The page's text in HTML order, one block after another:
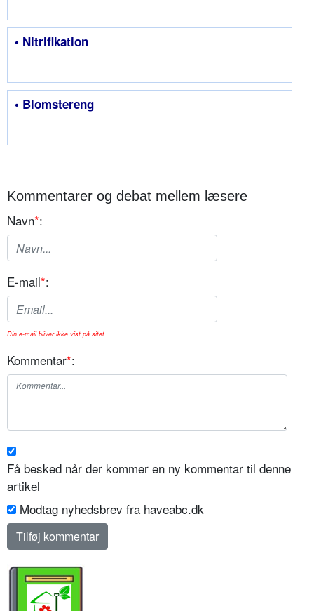
• Nitrifikation
• Blomstereng
Kommentarer og debat mellem læsere
Navn*:
E-mail*:
Din e-mail bliver ikke vist på sitet.
Kommentar*:
Få besked når der kommer en ny kommentar til denne
artikel
Modtag nyhedsbrev fra haveabc.dk